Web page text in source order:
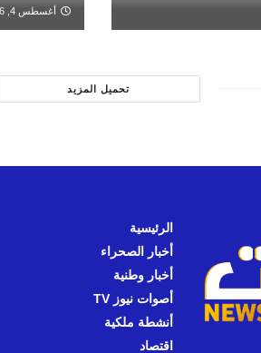
أغسطس 4, 2026
تحميل المزيد
الرئيسية
أخبار الصحراء
أخبار وطنية
أصوات نيوز TV
أنشطة ملكية
اقتصاد